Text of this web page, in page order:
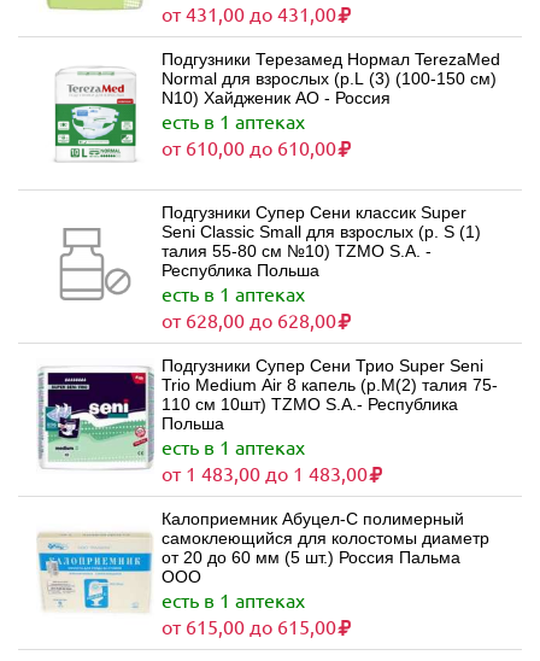
от 431,00 до 431,00
Подгузники Терезамед Нормал TerezaMed
Normal для взрослых (р.L (3) (100-150 см)
N10) Хайдженик АО - Россия
есть в 1 аптеках
от 610,00 до 610,00
Подгузники Супер Сени классик Super
Seni Classic Small для взрослых (р. S (1)
талия 55-80 см №10) TZMO S.A. -
Республика Польша
есть в 1 аптеках
от 628,00 до 628,00
Подгузники Супер Сени Трио Super Seni
Trio Medium Air 8 капель (р.M(2) талия 75-
110 см 10шт) TZMO S.A.- Республика
Польша
есть в 1 аптеках
от 1 483,00 до 1 483,00
Калоприемник Абуцел-С полимерный
самоклеющийся для колостомы диаметр
от 20 до 60 мм (5 шт.) Россия Пальма
ООО
есть в 1 аптеках
от 615,00 до 615,00